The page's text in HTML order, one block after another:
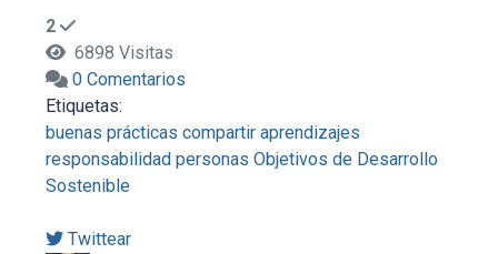
2
6898 Visitas
0 Comentarios
Etiquetas:
buenas prácticas compartir aprendizajes
responsabilidad personas Objetivos de Desarrollo
Sostenible
Twittear